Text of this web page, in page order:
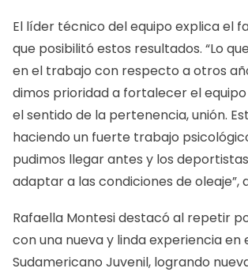
El líder técnico del equipo explica el
que posibilitó estos resultados. “Lo
en el trabajo con respecto a otros
dimos prioridad a fortalecer el
el sentido de la pertenencia, unión.
haciendo un fuerte trabajo
pudimos llegar antes y los
adaptar a las condiciones de oleaje”,
Rafaella Montesi destacó al repetir
con una nueva y linda experiencia en
Sudamericano Juvenil, logrando